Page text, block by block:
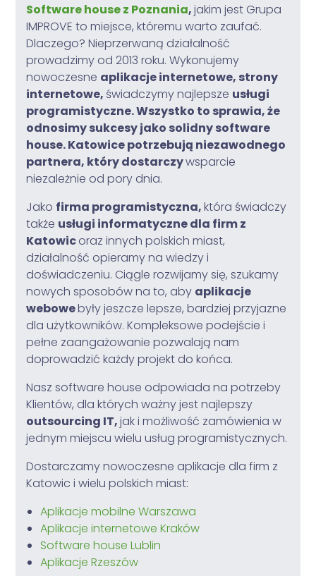
Software house z Poznania,jakim jest Grupa
IMPROVE to miejsce, któremu warto zaufać.
Dlaczego? Nieprzerwaną działalność
prowadzimy od 2013 roku. Wykonujemy
nowoczesne aplikacje internetowe, strony
internetowe, świadczymy najlepsze usługi
programistyczne. Wszystko to sprawia, że
odnosimy sukcesy jako solidny software
house. Katowice potrzebują niezawodnego
partnera, który dostarczywsparcie
niezależnie od pory dnia.
Jako firma programistyczna,która świadczy
także usługi informatyczne dla firm z
Katowicoraz innych polskich miast,
działalność opieramy na wiedzy i
doświadczeniu. Ciągle rozwijamy się, szukamy
nowych sposobów na to, aby aplikacje
webowebyły jeszcze lepsze, bardziej przyjazne
dla użytkowników. Kompleksowe podejście i
pełne zaangażowanie pozwalają nam
doprowadzić każdy projekt do końca.
Nasz software house odpowiada na potrzeby
Klientów, dla których ważny jest najlepszy
outsourcing IT,jak i możliwość zamówienia w
jednym miejscu wielu usług programistycznych.
Dostarczamy nowoczesne aplikacje dla firm z
Katowic i wielu polskich miast:
Aplikacje mobilne Warszawa
Aplikacje internetowe Kraków
Software house Lublin
Aplikacje Rzeszów